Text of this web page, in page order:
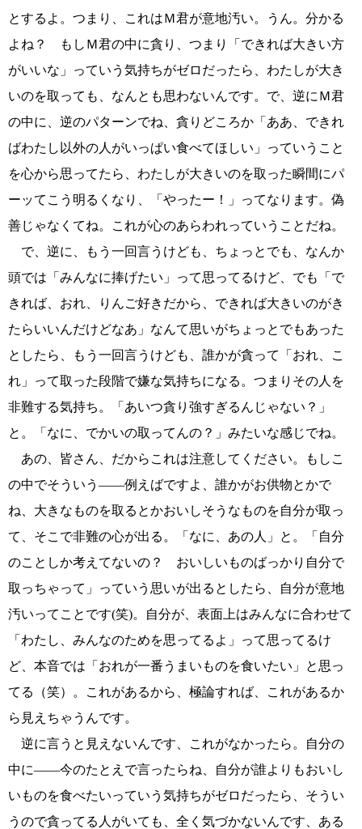
とするよ。つまり、これはＭ君が意地汚い。うん。分かる
よね？ もしＭ君の中に貪り、つまり「できれば大きい方
がいいな」っていう気持ちがゼロだったら、わたしが大き
いのを取っても、なんとも思わないんです。で、逆にＭ君
の中に、逆のパターンでね、貪りどころか「ああ、できれ
ばわたし以外の人がいっぱい食べてほしい」っていうこと
を心から思ってたら、わたしが大きいのを取った瞬間にパ
ーッてこう明るくなり、「やったー！」ってなります。偽
善じゃなくてね。これが心のあらわれっていうことだね。
で、逆に、もう一回言うけども、ちょっとでも、なんか
頭では「みんなに捧げたい」って思ってるけど、でも「で
きれば、おれ、りんご好きだから、できれば大きいのがき
たらいいんだけどなあ」なんて思いがちょっとでもあった
としたら、もう一回言うけども、誰かが貪って「おれ、こ
れ」って取った段階で嫌な気持ちになる。つまりその人を
非難する気持ち。「あいつ貪り強すぎるんじゃない？」
と。「なに、でかいの取ってんの？」みたいな感じでね。
あの、皆さん、だからこれは注意してください。もしこ
の中でそういう――例えばですよ、誰かがお供物とかで
ね、大きなものを取るとかおいしそうなものを自分が取っ
て、そこで非難の心が出る。「なに、あの人」と。「自分
のことしか考えてないの？ おいしいものばっかり自分で
取っちゃって」っていう思いが出るとしたら、自分が意地
汚いってことです(笑)。自分が、表面上はみんなに合わせて
「わたし、みんなのためを思ってるよ」って思ってるけ
ど、本音では「おれが一番うまいものを食いたい」と思っ
てる（笑）。これがあるから、極論すれば、これがあるか
ら見えちゃうんです。
逆に言うと見えないんです、これがなかったら。自分の
中に――今のたとえで言ったらね、自分が誰よりもおいし
いものを食べたいっていう気持ちがゼロだったら、そうい
うので貪ってる人がいても、全く気づかないんです、ある